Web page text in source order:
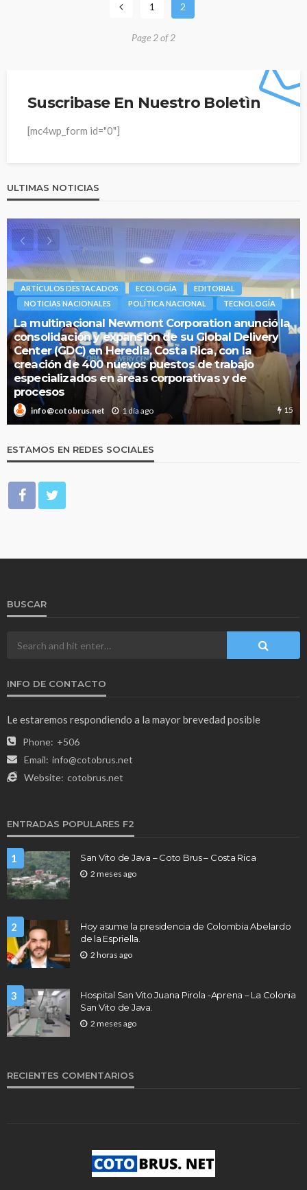
1 2
Page 2 of 2
Suscribase En Nuestro Boletìn
[mc4wp_form id="0"]
ULTIMAS NOTICIAS
ARTÍCULOS DESTACADOS ECOLOGÍA
EDITORIAL
NOTICIAS NACIONALES
POLÍTICA NACIONAL TECNOLOGÍA
La multinacional Newmont Corporation anunció la
consolidación y expansión de su Global Delivery
Center (GDC) en Heredia, Costa Rica, con la
creación de 400 nuevos puestos de trabajo
especializados en áreas corporativas y de
procesos
info@cotobrus.net 1 día ago 15
ESTAMOS EN REDES SOCIALES
BUSCAR
INFO DE CONTACTO
Le estaremos respondiendo a la mayor brevedad posible
Phone: +506
Email: info@cotobrus.net
Website: cotobrus.net
ENTRADAS POPULARES F2
1 San Vito de Java – Coto Brus – Costa Rica
2 meses ago
2
Hoy asume la presidencia de Colombia Abelardo
de la Espriella.
2 horas ago
3
Hospital San Vito Juana Pirola -Aprena – La Colonia
San Vito de Java.
2 meses ago
RECIENTES COMENTARIOS